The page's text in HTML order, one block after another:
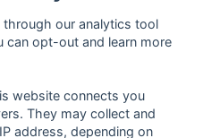
trademarks of Google Inc.
our analytics tool
can opt-out and learn more
website connects you
They may collect and
address, depending on